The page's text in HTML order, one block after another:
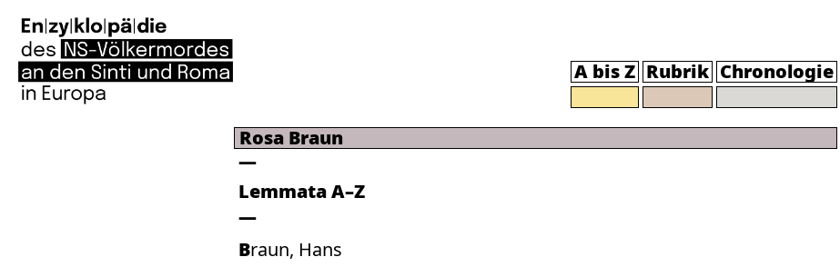
A bis Z Rubrik Chronologie
Rosa Braun
Lemmata A–Z
Braun, Hans